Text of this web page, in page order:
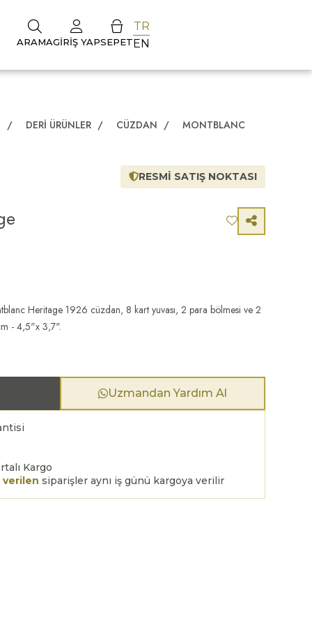
ARAMAGIRIŞ YAPSEPET
TR
EN
/ DERI ÜRÜNLER / CÜZDAN / MONTBLANC
RESMİ SATIŞ NOKTASI
Heritage 1926 cüzdan, 8 kart yuvası, 2 para bölmesi ve 2
- 4,5"x 3,7".
Uzmandan Yardım Al
Kargo
verilen siparişler aynı iş günü kargoya verilir